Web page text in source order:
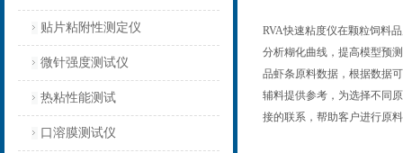
贴片粘附性测定仪
微针强度测试仪
热粘性能测试
口溶膜测试仪
RVA快速粘度仪在颗粒饲料
分析糊化曲线，提高模型预
品虾条原料数据，根据数据
辅料提供参考，为选择不同
接的联系，帮助客户进行原